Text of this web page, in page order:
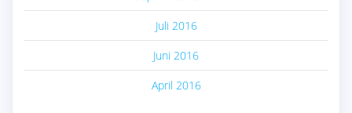
Juli 2016
Juni 2016
April 2016